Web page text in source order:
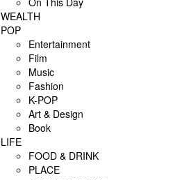
WEALTH
POP
Entertainment
Film
Music
Fashion
K-POP
Art & Design
Book
LIFE
FOOD & DRINK
PLACE